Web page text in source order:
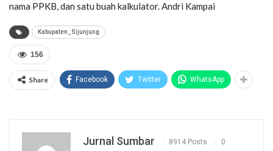
nama PPKB, dan satu buah kalkulator. Andri Kampai
Kabupaten_Sijunjung
156
Share Facebook Twitter WhatsApp
Jurnal Sumbar 8914 Posts 0